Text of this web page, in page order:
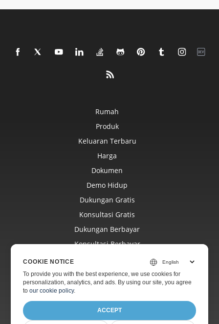
Rumah
Produk
Keluaran Terbaru
Harga
Dokumen
Demo Hidup
Dukungan Gratis
Konsultasi Gratis
Dukungan Berbayar
Konsultasi Berbayar
Situs Web
COOKIE NOTICE
To provide you with the best experience, we use cookies for
personalization, analytics, and ads. By using our site, you agree
toour cookie policy.
ACCEPT